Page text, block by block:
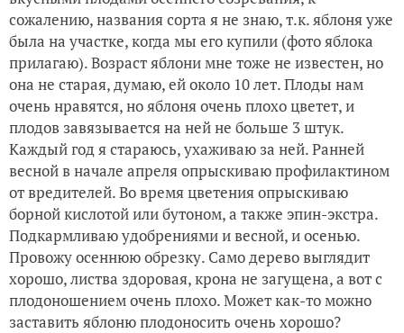
сожалению, названия сорта я не знаю, т.к. яблоня уже
была на участке, когда мы его купили (фото яблока
прилагаю). Возраст яблони мне тоже не известен, но
она не старая, думаю, ей около 10 лет. Плоды нам
очень нравятся, но яблоня очень плохо цветет, и
плодов завязывается на ней не больше 3 штук.
Каждый год я стараюсь, ухаживаю за ней. Ранней
весной в начале апреля опрыскиваю профилактином
от вредителей. Во время цветения опрыскиваю
борной кислотой или бутоном, а также эпин-экстра.
Подкармливаю удобрениями и весной, и осенью.
Провожу осеннюю обрезку. Само дерево выглядит
хорошо, листва здоровая, крона не загущена, а вот с
плодоношением очень плохо. Может как-то можно
заставить яблоню плодоносить очень хорошо?